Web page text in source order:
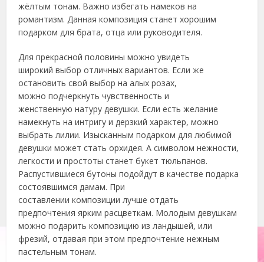
жёлтым тонам. Важно избегать намеков на
романтизм. Данная композиция станет хорошим
подарком для брата, отца или руководителя.
Для прекрасной половины можно увидеть
широкий выбор отличных вариантов. Если же
остановить свой выбор на алых розах,
можно подчеркнуть чувственность и
женственную натуру девушки. Если есть желание
намекнуть на интригу и дерзкий характер, можно
выбрать лилии. Изысканным подарком для любимой
девушки может стать орхидея. А символом нежности,
легкости и простоты станет букет тюльпанов.
Распустившиеся бутоны подойдут в качестве подарка
состоявшимся дамам. При
составлении композиции лучше отдать
предпочтения ярким расцветкам. Молодым девушкам
можно подарить композицию из ландышей, или
фрезий, отдавая при этом предпочтение нежным
пастельным тонам.